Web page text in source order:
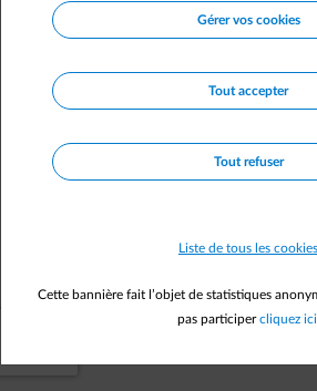
Gérer vos cookies
Tout accepter
Tout refuser
Liste de tous les cookies
Cette bannière fait l’objet de statistiques
pas participercliquez